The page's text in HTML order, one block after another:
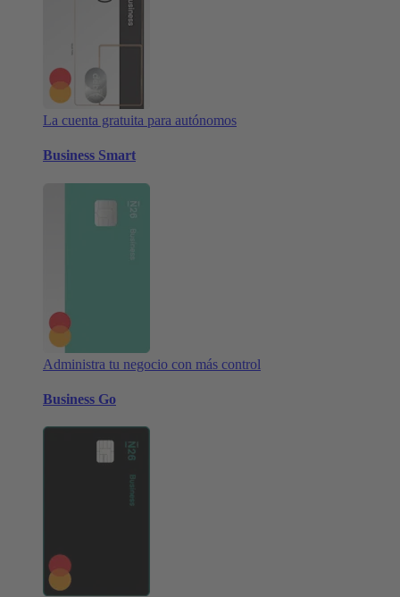
La cuenta gratuita para autónomos
Business Smart
Administra tu negocio con más control
Business Go